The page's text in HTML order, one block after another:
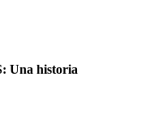
Una historia